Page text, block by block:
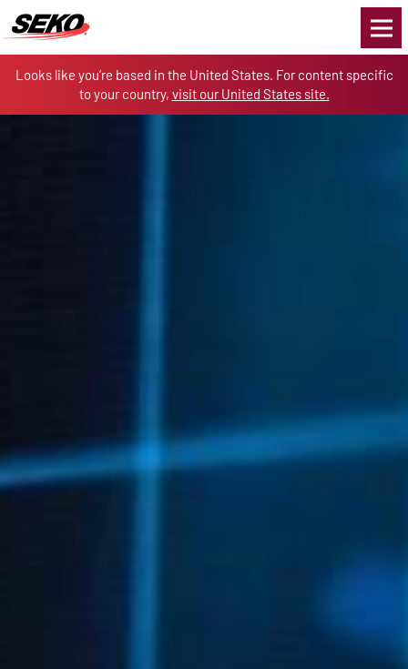
Looks like you’re based in the United States. For content specific
to your country, visit our United States site.